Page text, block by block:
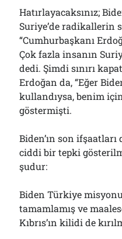
Hatırlayacaksınız;
Suriye’de radikallerin
“Cumhurbaşkanı
Çok fazla insanın
dedi. Şimdi sınırı
Erdoğan da, “Eğer
kullandıysa, benim
göstermişti.
Biden’ın son
ciddi bir tepki
şudur:
Biden Türkiye
tamamlamış ve
Kıbrıs’ın kilidi de